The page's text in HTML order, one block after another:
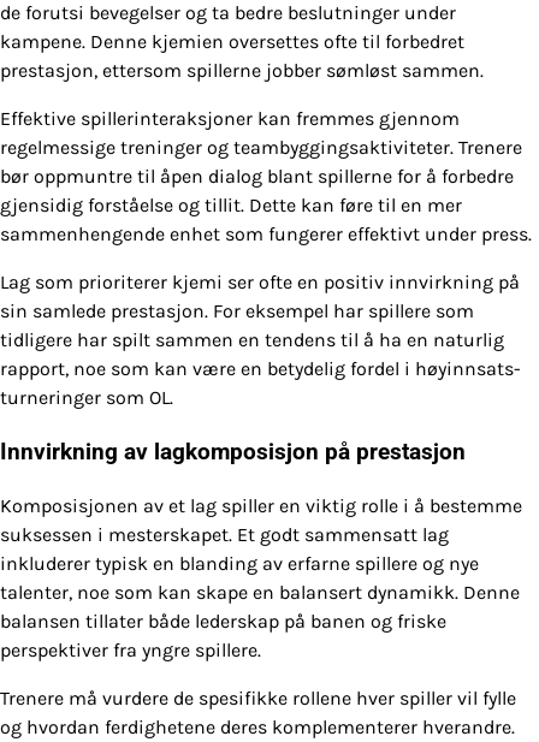
de forutsi bevegelser og ta bedre beslutninger under
kampene. Denne kjemien oversettes ofte til forbedret
prestasjon, ettersom spillerne jobber sømløst sammen.
Effektive spillerinteraksjoner kan fremmes gjennom
regelmessige treninger og teambyggingsaktiviteter. Trenere
bør oppmuntre til åpen dialog blant spillerne for å forbedre
gjensidig forståelse og tillit. Dette kan føre til en mer
sammenhengende enhet som fungerer effektivt under press.
Lag som prioriterer kjemi ser ofte en positiv innvirkning på
sin samlede prestasjon. For eksempel har spillere som
tidligere har spilt sammen en tendens til å ha en naturlig
rapport, noe som kan være en betydelig fordel i høyinnsats-
turneringer som OL.
Innvirkning av lagkomposisjon på prestasjon
Komposisjonen av et lag spiller en viktig rolle i å bestemme
suksessen i mesterskapet. Et godt sammensatt lag
inkluderer typisk en blanding av erfarne spillere og nye
talenter, noe som kan skape en balansert dynamikk. Denne
balansen tillater både lederskap på banen og friske
perspektiver fra yngre spillere.
Trenere må vurdere de spesifikke rollene hver spiller vil fylle
og hvordan ferdighetene deres komplementerer hverandre.